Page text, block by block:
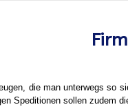
die man unterwegs so
Speditionen sollen zudem